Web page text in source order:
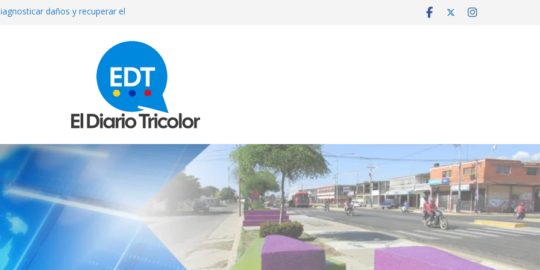
daños y recuperar el
septiembre anuncia el Ministerio
asesinada de un disparo durante
Valeria Márquez: detienen a
del crimen y surgen nuevos